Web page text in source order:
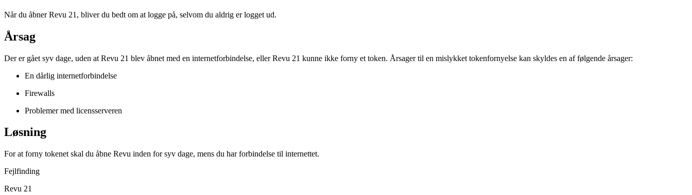
Når du åbner Revu 21, bliver du bedt om at logge på, selvom du aldrig er logget ud.
Årsag
Der er gået syv dage, uden at Revu 21 blev åbnet med en internetforbindelse, eller Revu 21 kunne ikke forny et token. Årsager til en mislykket tokenfornyelse kan skyldes en af følgende årsager:
En dårlig internetforbindelse
Firewalls
Problemer med licensserveren
Løsning
For at forny tokenet skal du åbne Revu inden for syv dage, mens du har forbindelse til internettet.
Fejlfinding
Revu 21